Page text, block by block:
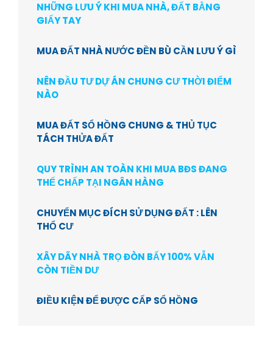
NHỮNG LƯU Ý KHI MUA NHÀ, ĐẤT BẰNG
GIẤY TAY
MUA ĐẤT NHÀ NƯỚC ĐỀN BÙ CẦN LƯU Ý GÌ
NÊN ĐẦU TƯ DỰ ÁN CHUNG CƯ THỜI ĐIỂM
NÀO
MUA ĐẤT SỔ HỒNG CHUNG & THỦ TỤC
TÁCH THỬA ĐẤT
QUY TRÌNH AN TOÀN KHI MUA BĐS ĐANG
THẾ CHẤP TẠI NGÂN HÀNG
CHUYỂN MỤC ĐÍCH SỬ DỤNG ĐẤT : LÊN
THỔ CƯ
XÂY DÃY NHÀ TRỌ ĐÒN BẨY 100% VẪN
CÒN TIỀN DƯ
ĐIỀU KIỆN ĐỂ ĐƯỢC CẤP SỔ HỒNG